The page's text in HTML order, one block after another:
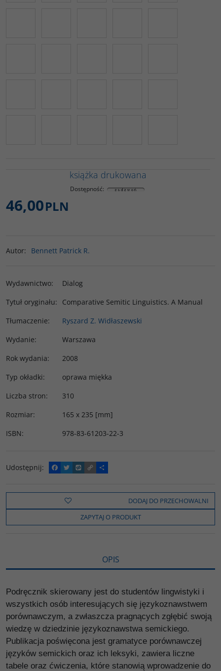
książka drukowana
Dostępność:
46,00PLN
Autor: Bennett Patrick R.
Wydawnictwo:
Dialog
Tytuł oryginału:
Comparative Semitic Linguistics. A Manual
Tłumaczenie:
Ryszard Z. Widłaszewski
Wydanie:
Warszawa
Rok wydania:
2008
Typ okładki:
oprawa miękka
Liczba stron:
310
Rozmiar:
165 x 235 [mm]
ISBN: 978-83-61203-22-3
Udostępnij:
F
a
e
o
k
T
w
t
t
e
W
y
o
C
o
y
i
n
k
P
o
z
e
l
s
DODAJ DO PRZECHOWALNI
ZAPYTAJ O PRODUKT
OPIS
Podręcznik skierowany jest do studentów lingwistyki i
wszystkich osób interesujących się językoznawstwem
porównawczym, a zwłaszcza pragnących zgłębić swoją
wiedzę w dziedzinie językoznawstwa semickiego.
Publikacja poświęcona jest gramatyce porównawczej
języków semickich oraz ich leksyki, zawiera liczne
tabele oraz ćwiczenia, które stanowią wprowadzenie do